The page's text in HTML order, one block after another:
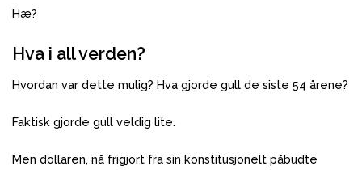
Hæ?
Hva i all verden?
Hvordan var dette mulig? Hva gjorde gull de siste 54 årene?
Faktisk gjorde gull veldig lite.
Men dollaren, nå frigjort fra sin konstitusjonelt påbudte